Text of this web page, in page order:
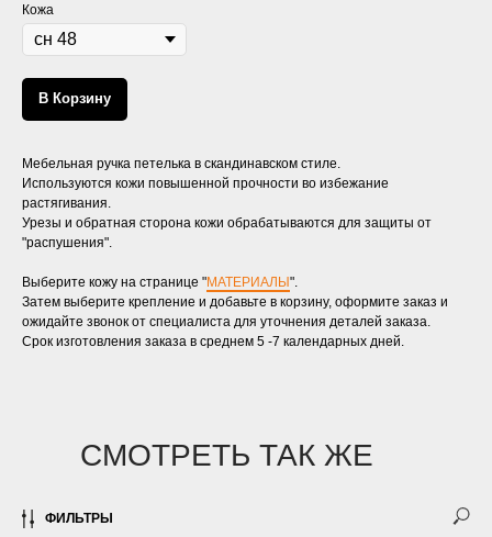
Кожа
В Корзину
Мебельная ручка петелька в скандинавском стиле.
Используются кожи повышенной прочности во избежание
растягивания.
Урезы и обратная сторона кожи обрабатываются для защиты от
"распушения".
Выберите кожу на странице "МАТЕРИАЛЫ ".
Затем выберите крепление и добавьте в корзину, оформите заказ и
ожидайте звонок от специалиста для уточнения деталей заказа.
Срок изготовления заказа в среднем 5 -7 календарных дней.
СМОТРЕТЬ ТАК ЖЕ
ФИЛЬТРЫ